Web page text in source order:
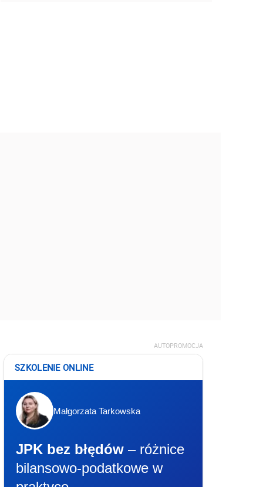
AUTOPROMOCJA
SZKOLENIE ONLINE
Małgorzata Tarkowska
JPK bez błędów – różnice
bilansowo-podatkowe w